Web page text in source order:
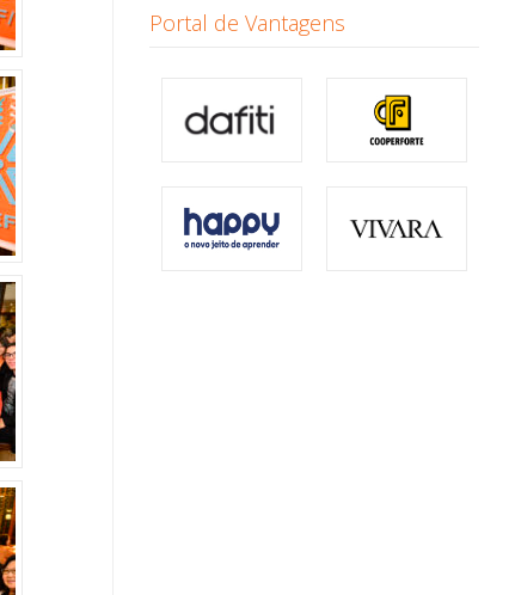
Portal de Vantagens